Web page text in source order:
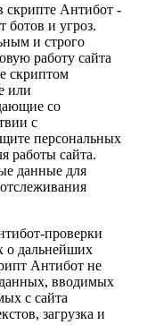
скрипте Антибот -
ботов и угроз.
и строго
работу сайта
скриптом
или
со
с
персональных
работы сайта.
данные для
проверки
о дальнейших
Антибот не
данных, вводимых
с сайта
загрузка и